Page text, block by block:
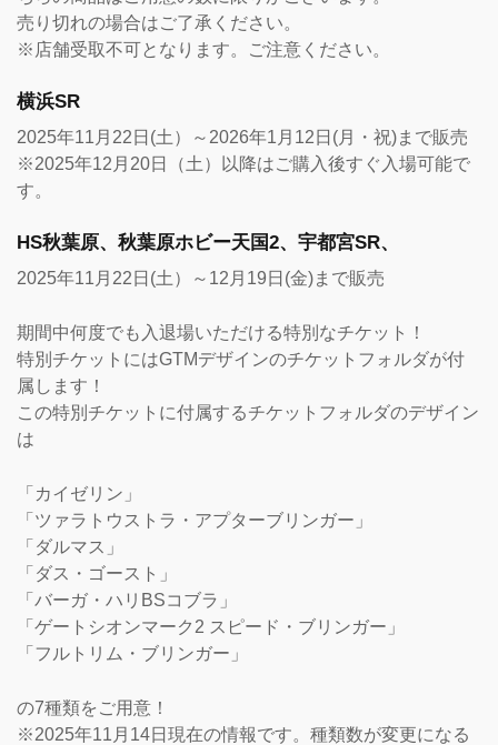
売り切れの場合はご了承ください。
※店舗受取不可となります。ご注意ください。
横浜SR
2025年11月22日(土）～2026年1月12日(月・祝)まで販売
※2025年12月20日（土）以降はご購入後すぐ入場可能で
す。
HS秋葉原、秋葉原ホビー天国2、宇都宮SR、
2025年11月22日(土）～12月19日(金)まで販売
期間中何度でも入退場いただける特別なチケット！
特別チケットにはGTMデザインのチケットフォルダが付
属します！
この特別チケットに付属するチケットフォルダのデザイン
は
「カイゼリン」
「ツァラトウストラ・アプターブリンガー」
「ダルマス」
「ダス・ゴースト」
「バーガ・ハリBSコブラ」
「ゲートシオンマーク2 スピード・ブリンガー」
「フルトリム・ブリンガー」
の7種類をご用意！
※2025年11月14日現在の情報です。種類数が変更になる